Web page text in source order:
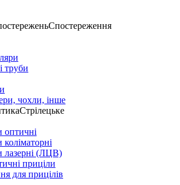
Спостереження
труби
чохли, інше
Стрілецьке
оптичні
лазерні (ЛЦВ)
приціли
для прицілів